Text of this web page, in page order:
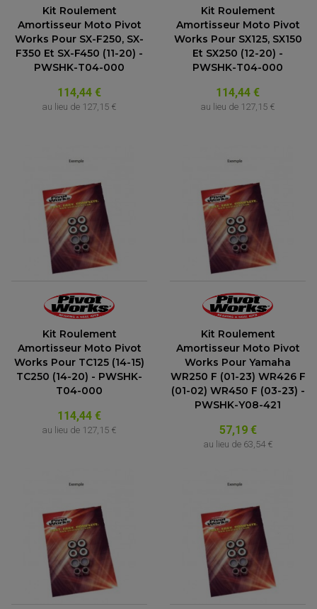
PARTIE CYCLE QUAD
AMORTISSEURS QUAD / SSV
BIELLETTES DE DIRECTION
CÂBLE ACCÉLÉRATEUR / EMBRAYAGE / STARTER
COLONNE DE DIRECTION QUAD
KIT RECONDITIONNEMENT TRIANGLE
LEVIER DE FREIN ET D'EMBRAYAGE
Kit Roulement
Amortisseur Moto Pivot
Works Pour SX-F250, SX-
F350 Et SX-F450 (11-20) -
PWSHK-T04-000
114,44 €
au lieu de 127,15 €
Kit Roulement
Amortisseur Moto Pivot
Works Pour SX125, SX150
Et SX250 (12-20) -
PWSHK-T04-000
114,44 €
au lieu de 127,15 €
Kit Roulement
Amortisseur Moto Pivot
Works Pour TC125 (14-15)
TC250 (14-20) - PWSHK-
T04-000
114,44 €
au lieu de 127,15 €
Kit Roulement
Amortisseur Moto Pivot
Works Pour Yamaha
WR250 F (01-23) WR426 F
(01-02) WR450 F (03-23) -
PWSHK-Y08-421
57,19 €
au lieu de 63,54 €